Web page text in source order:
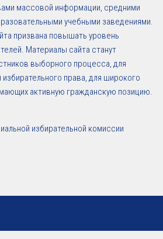
массовой информации, средними
учебными заведениями.
призвана повышать уровень
Материалы сайта станут
выборного процесса, для
права, для широкого
активную гражданскую позицию.
избирательной комиссии